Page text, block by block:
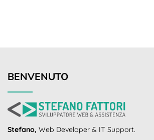
BENVENUTO
Stefano, Web Developer & IT Support.